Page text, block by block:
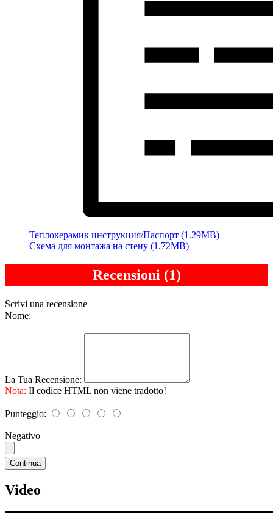
Теплокерамик инструкция/Паспорт (1.29MB)
Схема для монтажа на стену (1.72MB)
Recensioni (1)
Scrivi una recensione
Nome:
La Tua Recensione:
Nota: Il codice HTML non viene tradotto!
Punteggio:
Negativo
Continua
Video